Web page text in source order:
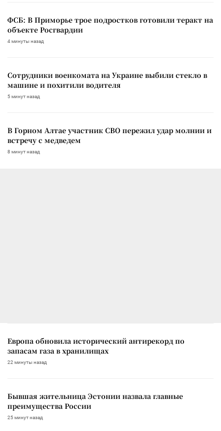
ФСБ: В Приморье трое подростков готовили теракт на
объекте Росгвардии
4 минуты назад
Сотрудники военкомата на Украине выбили стекло в
машине и похитили водителя
5 минут назад
В Горном Алтае участник СВО пережил удар молнии и
встречу с медведем
8 минут назад
Европа обновила исторический антирекорд по
запасам газа в хранилищах
22 минуты назад
Бывшая жительница Эстонии назвала главные
преимущества России
25 минут назад